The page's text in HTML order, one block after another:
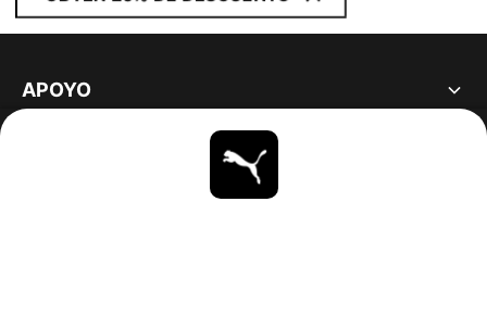
APOYO